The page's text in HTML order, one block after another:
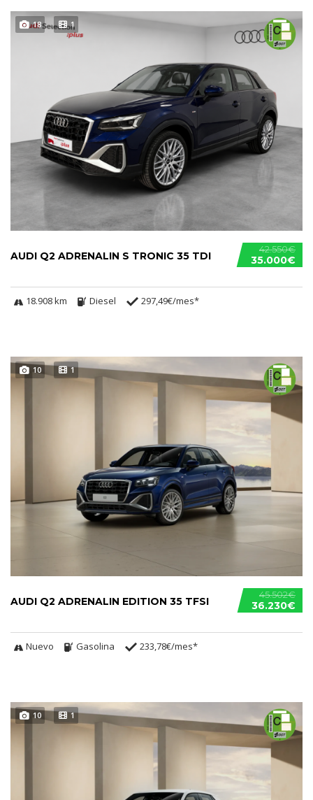
18 1
42.550€
35.000€
AUDI Q2 ADRENALIN S TRONIC 35 TDI
18.908 km Diesel 297,49€/mes*
10 1
45.502€
36.230€
AUDI Q2 ADRENALIN EDITION 35 TFSI
Nuevo Gasolina 233,78€/mes*
10 1